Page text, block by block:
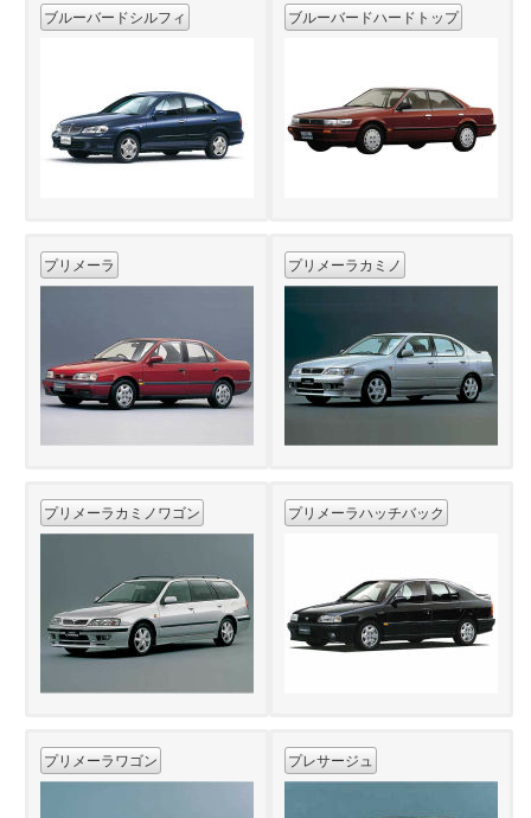
ブルーバードシルフィ ブルーバードハードトップ
プリメーラ プリメーラカミノ
プリメーラカミノワゴン プリメーラハッチバック
プリメーラワゴン プレサージュ